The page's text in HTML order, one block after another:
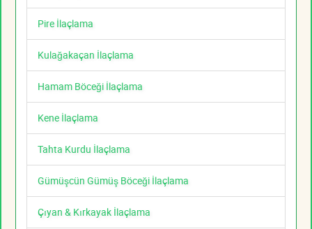
Pire İlaçlama
Kulağakaçan İlaçlama
Hamam Böceği İlaçlama
Kene İlaçlama
Tahta Kurdu İlaçlama
Gümüşcün Gümüş Böceği İlaçlama
Çıyan & Kırkayak İlaçlama